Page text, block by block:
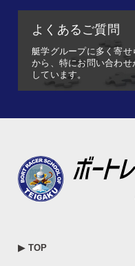
よくあるご質問
艇学グループに多く寄
から、特にお問い合わ
しています。
▶ TOP